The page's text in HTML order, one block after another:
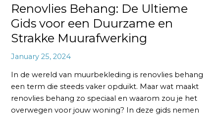
Renovlies Behang: De Ultieme
Gids voor een Duurzame en
Strakke Muurafwerking
January 25, 2024
In de wereld van muurbekleding is renovlies behang
een term die steeds vaker opduikt. Maar wat maakt
renovlies behang zo speciaal en waarom zou je het
overwegen voor jouw woning? In deze gids nemen